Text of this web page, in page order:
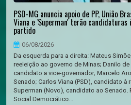
PSD-MG anuncia apoio de PP, União
Viana e 'Superman' terão candidaturas
partido
06/08/2026
Da esquerda para a direita: Mateus
reeleição ao governo de Minas; Danilo
candidato a vice-governador; Marcelo
Senado; Carlos Viana (PSD), candidato à
Superman (Novo), candidato ao Senado.
Social Democrático...